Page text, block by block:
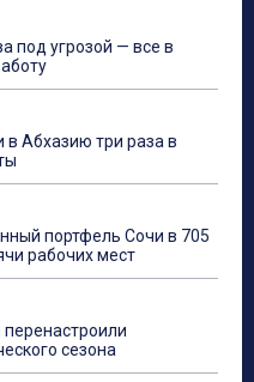
под угрозой — все в
в Абхазию три раза в
портфель Сочи в 705
рабочих мест
сезона